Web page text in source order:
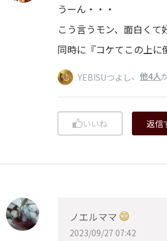
うーん・・・
こう言うモン、面白くて
同時に『コケてこの上
YEBISUつよし、 他4人
いいね 返信
ノエルママ
2023/09/27 07:42